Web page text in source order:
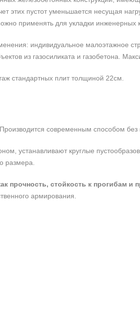
этих пустот уменьшается несущая
применять для укладки инженерных
индивидуальное малоэтажное
из газосиликата и газобетона.
стандартных плит толщиной 22см.
современным способом
круглые
размера.
прочность, стойкость к прогибам и
армирования.